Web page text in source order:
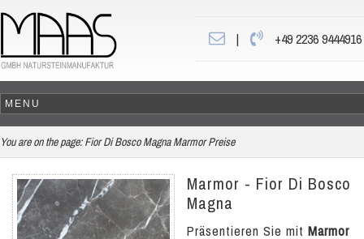
| +49 2236 9444916
You are on the page: Fior Di Bosco Magna Marmor Preise
Marmor - Fior Di Bosco
Magna
Präsentieren Sie mit Marmor